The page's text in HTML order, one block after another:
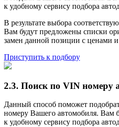
к удобному сервису подбора
В результате выбора
Вам будут предложены списки
замен данной позиции с ценами
Приступить к подбору
2.3. Поиск по VIN номеру
Данный способ поможет
номеру Вашего автомобиля. Вам
к удобному сервису подбора